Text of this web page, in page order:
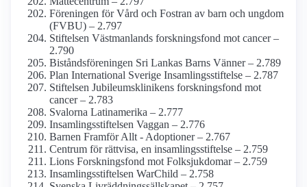
Föreningen för Vård och Fostran av barn och ungdom
(FVBU) – 2.797
Stiftelsen Västmanlands forskningsfond mot cancer –
2.790
Bistånds­föreningen Sri Lankas Barns Vänner – 2.789
Plan International Sverige Insamlings­stiftelse – 2.787
Stiftelsen Jubileums­klinikens forsknings­fond mot
cancer – 2.783
Svalorna Latinamerika – 2.777
Insamlings­stiftelsen Vaggan – 2.776
Barnen Framför Allt - Adoptioner – 2.767
Centrum för rättvisa, en insamlings­stiftelse – 2.759
Lions Forsknings­fond mot Folksjukdomar – 2.759
Insamlings­stiftelsen WarChild – 2.758